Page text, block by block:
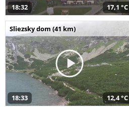
18:32 17,1 °C
Sliezsky dom (41 km)
18:33 12,4 °C